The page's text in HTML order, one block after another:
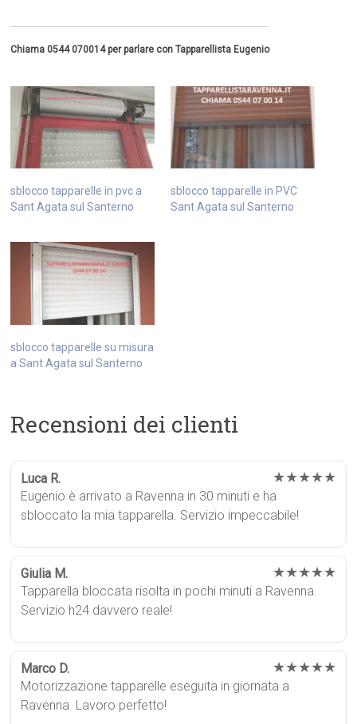
Chiama 0544 070014 per parlare con Tapparellista Eugenio
sblocco tapparelle in pvc a
Sant Agata sul Santerno
sblocco tapparelle in PVC
Sant Agata sul Santerno
sblocco tapparelle su misura
a Sant Agata sul Santerno
Recensioni dei clienti
Luca R. ★★★★★
Eugenio è arrivato a Ravenna in 30 minuti e ha
sbloccato la mia tapparella. Servizio impeccabile!
Giulia M. ★★★★★
Tapparella bloccata risolta in pochi minuti a Ravenna.
Servizio h24 davvero reale!
Marco D. ★★★★★
Motorizzazione tapparelle eseguita in giornata a
Ravenna. Lavoro perfetto!